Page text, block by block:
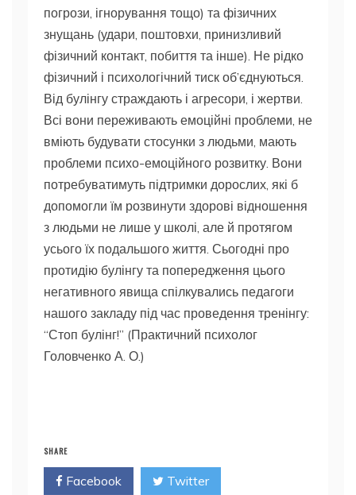
погрози, ігнорування тощо) та фізичних
знущань (удари, поштовхи, принизливий
фізичний контакт, побиття та інше). Не рідко
фізичний і психологічний тиск об’єднуються.
Від булінгу страждають і агресори, і жертви.
Всі вони переживають емоційні проблеми, не
вміють будувати стосунки з людьми, мають
проблеми психо-емоційного розвитку. Вони
потребуватимуть підтримки дорослих, які б
допомогли їм розвинути здорові відношення
з людьми не лише у школі, але й протягом
усього їх подальшого життя. Сьогодні про
протидію булінгу та попередження цього
негативного явища спілкувались педагоги
нашого закладу під час проведення тренінгу:
“Стоп булінг!” (Практичний психолог
Головченко А. О.)
SHARE
Facebook Twitter